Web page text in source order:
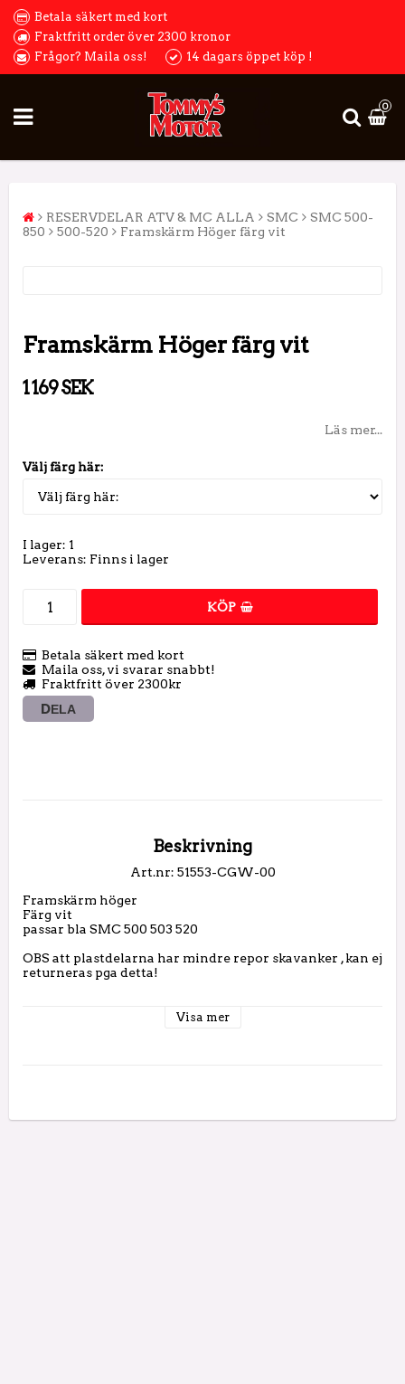
Betala säkert med kort
Fraktfritt order över 2300 kronor
Frågor? Maila oss!
14 dagars öppet köp !
0
RESERVDELAR ATV & MC ALLA SMC
SMC 500-
850
500-520 Framskärm Höger färg vit
Framskärm Höger färg vit
1 169 SEK
Läs mer...
Välj färg här:
I lager: 1
Leverans: Finns i lager
KÖP
Betala säkert med kort
Maila oss, vi svarar snabbt!
Fraktfritt över 2300kr
DELA
Beskrivning
Art.nr: 51553-CGW-00
Framskärm höger
Färg vit
passar bla SMC 500 503 520
OBS att plastdelarna har mindre repor skavanker , kan ej
returneras pga detta!
Visa mer